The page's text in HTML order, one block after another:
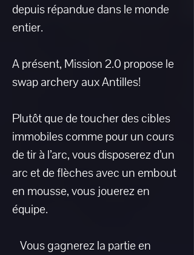
depuis répandue dans le monde
entier.
A présent, Mission 2.0 propose le
swap archery aux Antilles!
Plutôt que de toucher des cibles
immobiles comme pour un cours
de tir à l’arc, vous disposerez d’un
arc et de flèches avec un embout
en mousse, vous jouerez en
équipe.
Vous gagnerez la partie en